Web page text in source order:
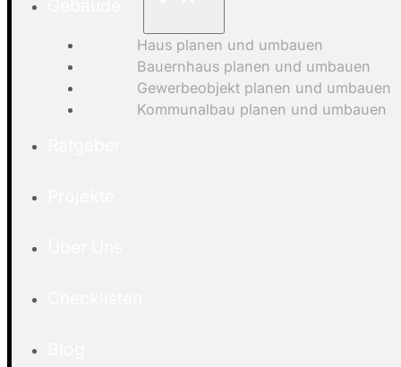
Haus planen und umbauen
Bauernhaus planen und umbauen
Gewerbeobjekt planen und umbauen
Kommunalbau planen und umbauen